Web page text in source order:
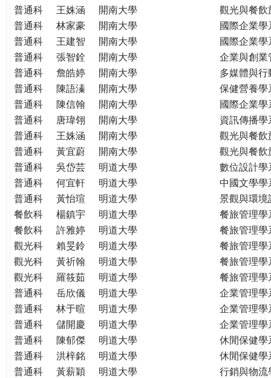
普通科
王姝涵 開南大學
觀光與餐飲
普通科
林家豪 開南大學
國際企業學
普通科
王建智 開南大學
國際企業學
普通科
張智銓 開南大學
企業與創業
普通科
詹皓婷 開南大學
多媒體與
普通科
陳語溱 開南大學
保健營養學
普通科
陳信翰 開南大學
國際企業學
普通科
唐瑋翎 開南大學
資訊傳播學
普通科
王姝涵 開南大學
觀光與餐飲
普通科
黃宜蔚 開南大學
觀光與餐飲
普通科
吳岱芸 明道大學
數位設計學
普通科
何宜軒 明道大學
中國文學學
普通科
黃怡瑄 明道大學
景觀與環境
餐飲科
楊鎮宇 明道大學
餐旅管理學
餐飲科
許雅婷 明道大學
餐旅管理學
觀光科
賴旻鈴 明道大學
餐旅管理學
觀光科
黃祈翰 明道大學
餐旅管理學
觀光科
羅筱茹 明道大學
餐旅管理學
普通科
岳欣儀 明道大學
企業管理學
普通科
林于暄 明道大學
企業管理學
普通科
儲開慶 明道大學
企業管理學
普通科
陳郁傑 明道大學
休閒保健學
普通科
洪梓銘 明道大學
休閒保健學
普通科
黃薪穎 明道大學
行銷與物流